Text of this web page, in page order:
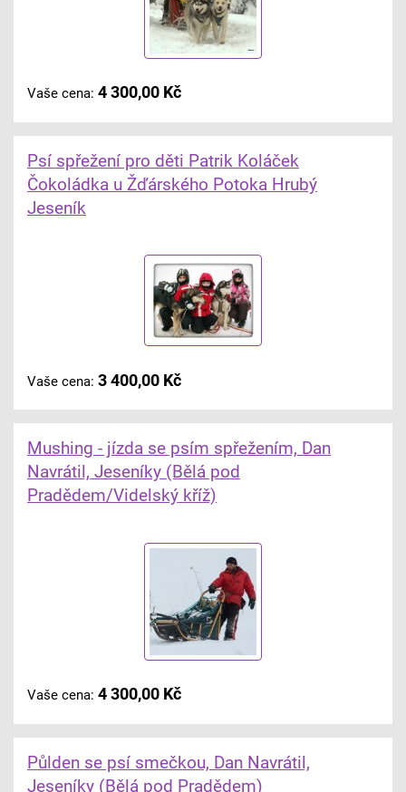
Vaše cena: 4 300,00 Kč
Psí spřežení pro děti Patrik Koláček
Čokoládka u Žďárského Potoka Hrubý
Jeseník
Vaše cena: 3 400,00 Kč
Mushing - jízda se psím spřežením, Dan
Navrátil, Jeseníky (Bělá pod
Pradědem/Videlský kříž)
Vaše cena: 4 300,00 Kč
Půlden se psí smečkou, Dan Navrátil,
Jeseníky (Bělá pod Pradědem)